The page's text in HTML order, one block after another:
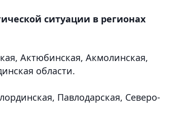
ситуации в регионах
Актюбинская, Акмолинская,
области.
Павлодарская, Северо-